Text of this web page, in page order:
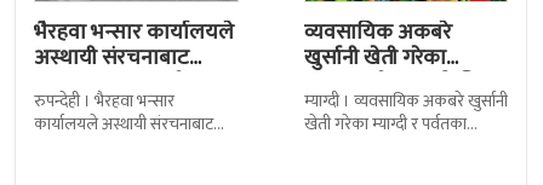
भैरहवा भन्सार कार्यालयले
अस्थायी संरचनाबाट
अत्यावश्यक सामाग्री
ल्याउदै
रुपन्देही । भैरहवा भन्सार
कार्यालयले अस्थायी संरचनाबाट
व्यवसायिक अकबरे
खुर्सानी खेती गरेका
कृषकलाई बजारको चिन्ता
म्याग्दी । व्यवसायिक अकबरे खुर्सानी
खेती गरेका म्याग्दी र पर्वतका